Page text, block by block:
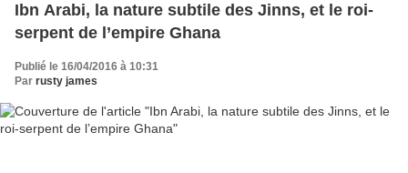
Ibn Arabi, la nature subtile des Jinns, et le roi-
serpent de l’empire Ghana
Publié le 16/04/2016 à 10:31
Par rusty james